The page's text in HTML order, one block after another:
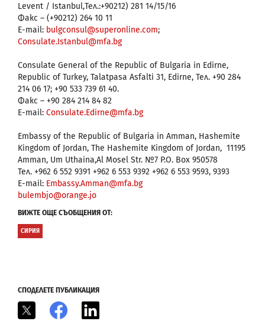
Levent / Istanbul,Тел.:+90212) 281 14/15/16
Факс – (+90212) 264 10 11
E-mail: bulgconsul@superonline.com;
Consulate.Istanbul@mfa.bg
Consulate General of the Republic of Bulgaria in Edirne,
Republic of Turkey, Talatpasa Asfalti 31, Edirne, Тел. +90 284
214 06 17; +90 533 739 61 40.
Факс – +90 284 214 84 82
E-mail: Consulate.Edirne@mfa.bg
Embassy of the Republic of Bulgaria in Amman, Hashemite
Kingdom of Jordan, The Hashemite Kingdom of Jordan, 11195
Amman, Um Uthaina,Al Mosel Str. №7 P.O. Box 950578
Тел. +962 6 552 9391 +962 6 553 9392 +962 6 553 9593, 9393
E-mail: Embassy.Amman@mfa.bg
bulembjo@orange.jo
ВИЖТЕ ОЩЕ СЪОБЩЕНИЯ ОТ:
СИРИЯ
СПОДЕЛЕТЕ ПУБЛИКАЦИЯ
Facebook